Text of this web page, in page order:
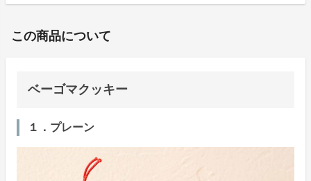
この商品について
ベーゴマクッキー
１．プレーン